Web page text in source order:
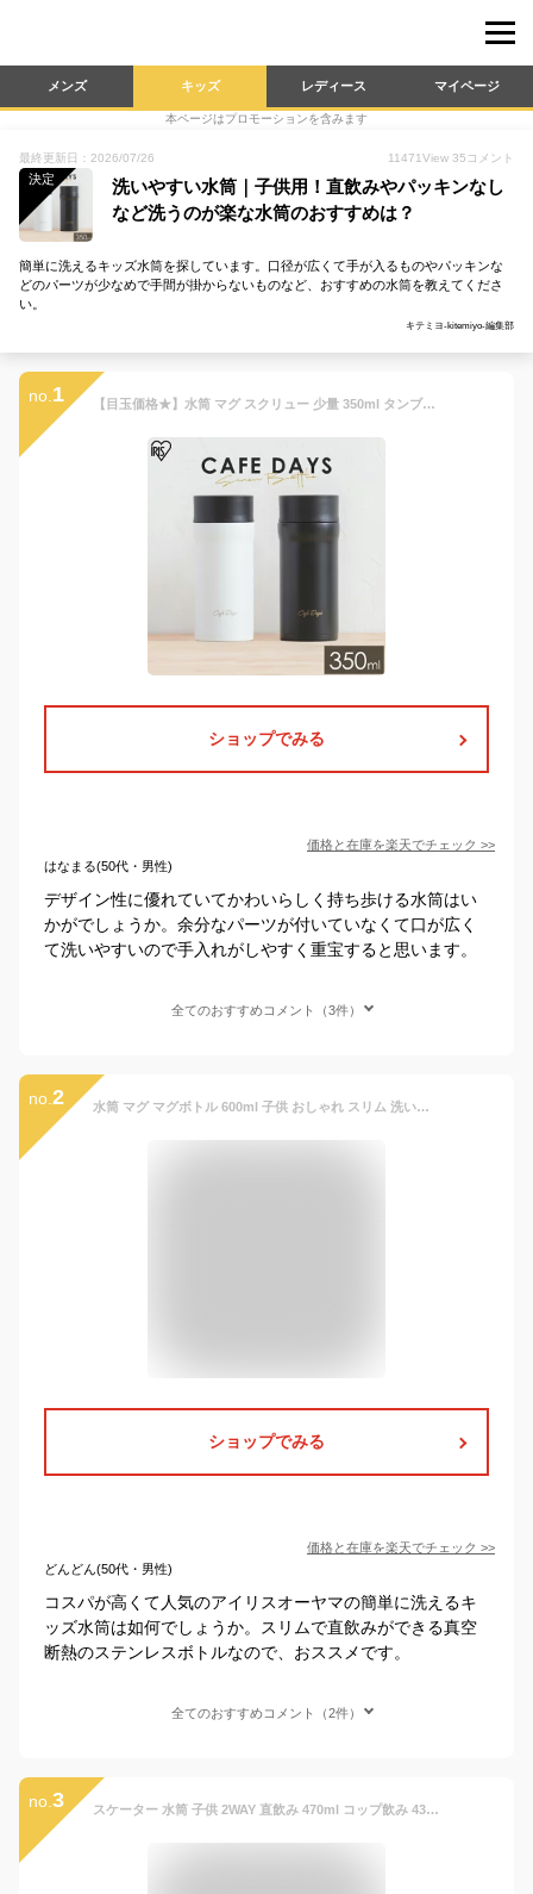
メンズ キッズ レディース マイページ
本ページはプロモーションを含みます
最終更新日：2026/07/26 11471View 35 コメント
決定
洗いやすい水筒｜子供用！直飲みやパッキンなし
など洗うのが楽な水筒のおすすめは？
簡単に洗えるキッズ水筒を探しています。口径が広くて手が入るものやパッキンな
どのパーツが少なめで手間が掛からないものなど、おすすめの水筒を教えてくださ
い。
キテミヨ-kitemiyo-編集部
no. 1 【目玉価格★】水筒 マグ スクリュー 少量 350ml タンブラー 持ち運び アイリスオーヤマ 送料無料 マグボトル スクリューボトル 保温 保冷 洗いやすい シンプル ミニ ミニボトル 大人 子供 持ち歩き ランチ 水分補給 ホワイト ブラック CD-S350 iris05
ショップでみる
価格と在庫を楽天でチェック >>
はなまる(50代・男性)
デザイン性に優れていてかわいらしく持ち歩ける水筒はい
かがでしょうか。余分なパーツが付いていなくて口が広く
て洗いやすいので手入れがしやすく重宝すると思います。
全てのおすすめコメント（3件）
no. 2 水筒 マグ マグボトル 600ml 子供 おしゃれ スリム 洗いやすい 直飲み 保温 保冷 大人 軽量 かわいい 軽い ステンレス ボトル 真空断熱 ランチ キッズ ハンドル 持ち手 スクリュー アイリスオーヤマ fulme. FM-SR600 *
ショップでみる
価格と在庫を楽天でチェック >>
どんどん(50代・男性)
コスパが高くて人気のアイリスオーヤマの簡単に洗えるキ
ッズ水筒は如何でしょうか。スリムで直飲みができる真空
断熱のステンレスボトルなので、おススメです。
全てのおすすめコメント（2件）
no. 3 スケーター 水筒 子供 2WAY 直飲み 470ml コップ飲み 430ml ステンレス 保冷 ワンタッチ 子供用 skater SKDC4【紐付き 幼稚園 キッズ 軽い キャラクター ショルダーベルト付き 子ども ワンプッシュ】